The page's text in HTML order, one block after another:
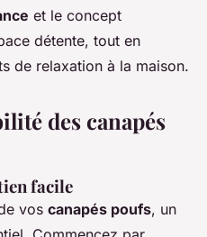
et le concept
détente, tout en
de relaxation à la maison.
des canapés
facile
vos canapés poufs, un